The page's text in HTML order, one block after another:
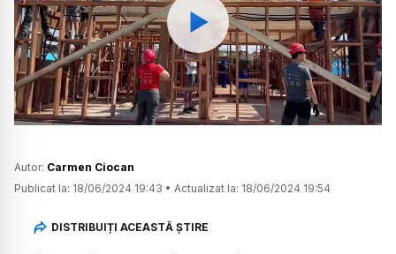
Watch
Autor: Carmen Ciocan
Publicat la: 18/06/2024 19:43 • Actualizat la: 18/06/2024 19:54
DISTRIBUIȚI ACEASTĂ ȘTIRE